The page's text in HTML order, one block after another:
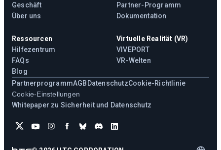
Geschäft
Über uns
Partner-Programm
Dokumentation
Ressourcen
Hilfezentrum
FAQs
Blog
Virtuelle Realität (VR)
VIVEPORT
VR-Welten
PartnerprogrammAGB DatenschutzCookie-Richtlinie
Cookie-Einstellungen
Whitepaper zu Sicherheit und Datenschutz